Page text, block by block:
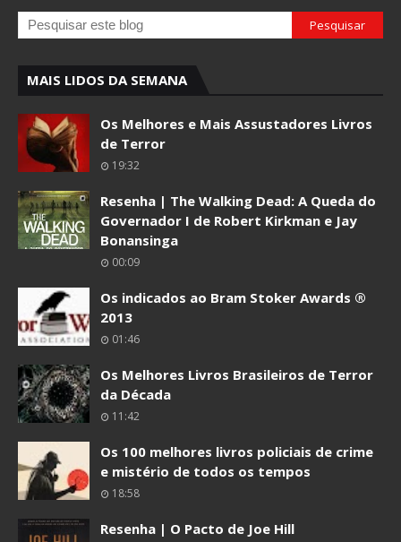
MAIS LIDOS DA SEMANA
Os Melhores e Mais Assustadores Livros
de Terror
19:32
Resenha | The Walking Dead: A Queda do
Governador I de Robert Kirkman e Jay
Bonansinga
00:09
Os indicados ao Bram Stoker Awards ®
2013
01:46
Os Melhores Livros Brasileiros de Terror
da Década
11:42
Os 100 melhores livros policiais de crime
e mistério de todos os tempos
18:58
Resenha | O Pacto de Joe Hill